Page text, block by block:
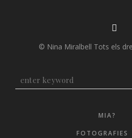
© Nina Miralbell Tots els
MIA?
FOTOGRAFIES